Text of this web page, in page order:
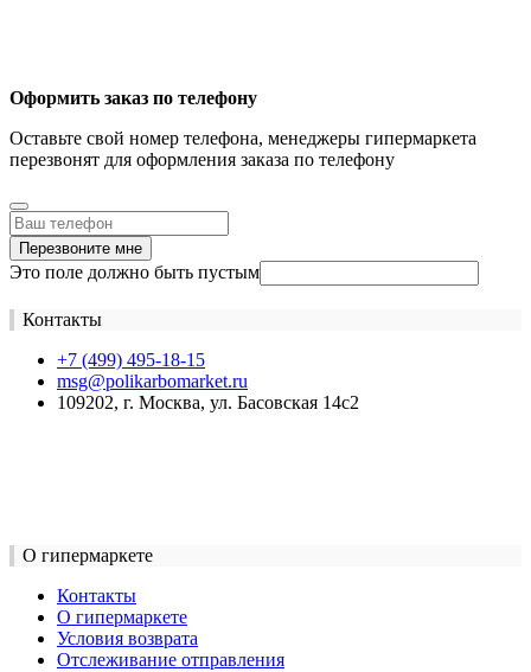
Оформить заказ по телефону
Оставьте свой номер телефона, менеджеры гипермаркета
перезвонят для оформления заказа по телефону
Перезвоните мне
Это поле должно быть пустым
Контакты
+7 (499) 495-18-15
msg@polikarbomarket.ru
109202, г. Москва, ул. Басовская 14с2
О гипермаркете
Контакты
О гипермаркете
Условия возврата
Отслеживание отправления